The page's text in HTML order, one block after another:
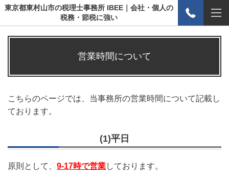
東京都東村山市の税理士事務所 IBEE｜会社・個人の
税務・節税に強い
営業時間について
こちらのページでは、当事務所の営業時間について記載し
ております。
(1)平日
原則として、 9-17時で営業しております。